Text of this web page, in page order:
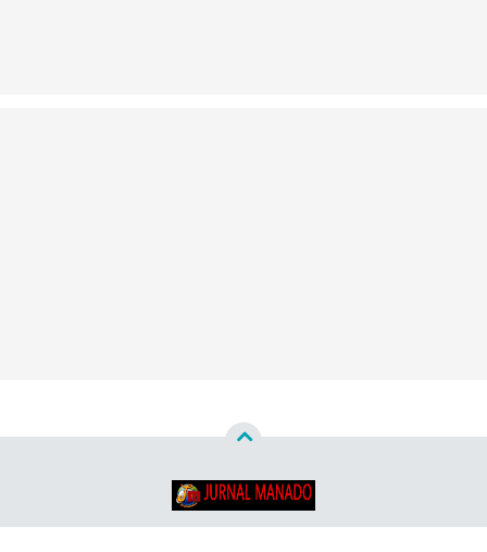
Copyright ©2026Jurnal Manado - Santun & Terpercaya™